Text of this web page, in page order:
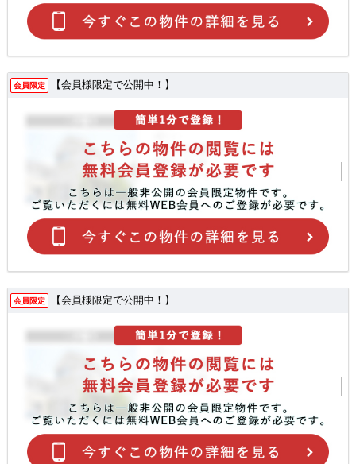
会員限定 【会員様限定で公開中！】
会員限定 【会員様限定で公開中！】